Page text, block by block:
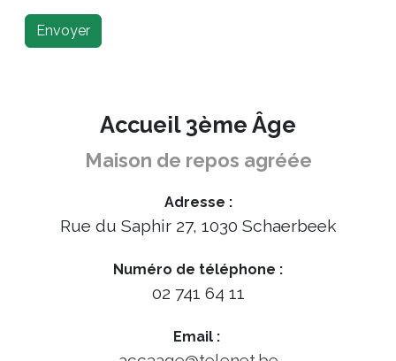
Envoyer
Accueil 3ème Âge
Maison de repos agréée
Adresse :
Rue du Saphir 27, 1030 Schaerbeek
Numéro de téléphone :
02 741 64 11
Email :